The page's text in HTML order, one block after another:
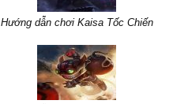
Hướng dẫn chơi Kaisa Tốc Chiến